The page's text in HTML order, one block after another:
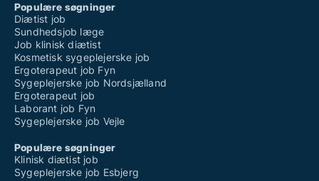
Populære søgninger
Diætist job
Sundhedsjob læge
Job klinisk diætist
Kosmetisk sygeplejerske job
Ergoterapeut job Fyn
Sygeplejerske job Nordsjælland
Ergoterapeut job
Laborant job Fyn
Sygeplejerske job Vejle
Populære søgninger
Klinisk diætist job
Sygeplejerske job Esbjerg